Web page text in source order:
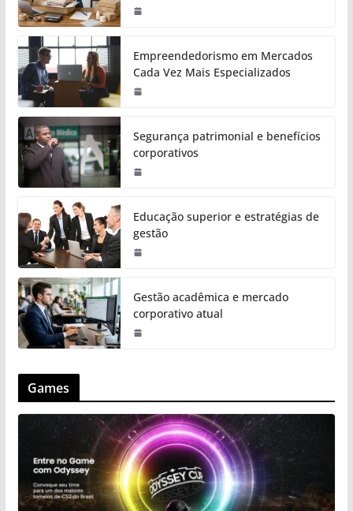
Empreendedorismo em Mercados
Cada Vez Mais Especializados
Segurança patrimonial e benefícios
corporativos
Educação superior e estratégias de
gestão
Gestão acadêmica e mercado
corporativo atual
Games